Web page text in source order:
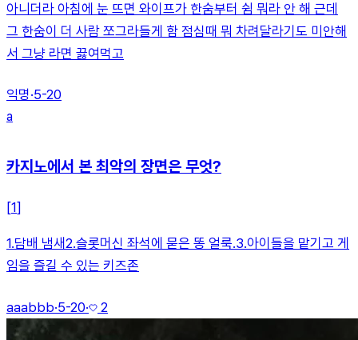
아니더라 아침에 눈 뜨면 와이프가 한숨부터 쉼 뭐라 안 해 근데
그 한숨이 더 사람 쪼그라들게 함 점심때 뭐 차려달라기도 미안해
서 그냥 라면 끓여먹고
익명·5-20
a
카지노에서 본 최악의 장면은 무엇?
[1]
1.담배 냄새2.슬롯머신 좌석에 묻은 똥 얼룩.3.아이들을 맡기고 게
임을 즐길 수 있는 키즈존
aaabbb·5-20· 2